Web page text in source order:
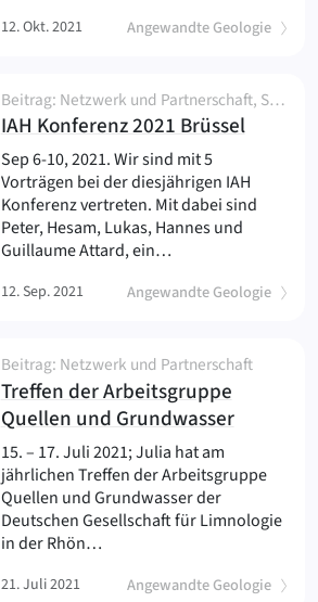
Angewandte Geologie
12. Okt. 2021
IAH Konferenz 2021 Brüssel(
Beitrag: Netzwerk und Partnerschaft, Sonstiges, Veranstaltung
Angewandte Geologie
)
Sep 6-10, 2021. Wir sind mit 5
Vorträgen bei der diesjährigen IAH
Konferenz vertreten. Mit dabei sind
Peter, Hesam, Lukas, Hannes und
Guillaume Attard, ein…
12. Sep. 2021
Treffen der Arbeitsgruppe
Quellen und Grundwasser(
Beitrag: Netzwerk und Partnerschaft
Angewandte Geologie
)
15. – 17. Juli 2021; Julia hat am
jährlichen Treffen der Arbeitsgruppe
Quellen und Grundwasser der
Deutschen Gesellschaft für Limnologie
in der Rhön…
21. Juli 2021